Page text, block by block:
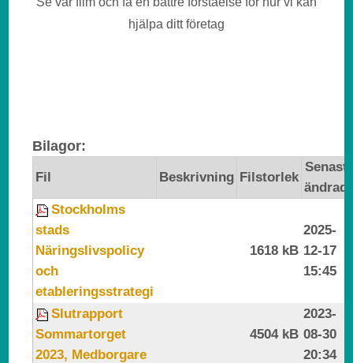
hjälpa ditt företag
Bilagor:
Fil Beskrivning Filstorlek
Senast
ändrad
Stockholms
stads
Näringslivspolicy
och
etableringsstrategi
1618 kB
2025-
12-17
15:45
Slutrapport
Sommartorget
2023, Medborgare
4504 kB
2023-
08-30
20:34